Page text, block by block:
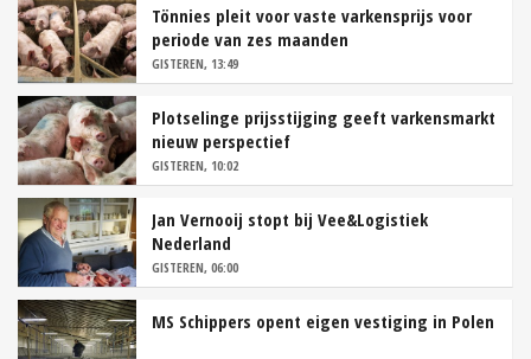
Tönnies pleit voor vaste varkensprijs voor
periode van zes maanden
GISTEREN, 13:49
Plotselinge prijsstijging geeft varkensmarkt
nieuw perspectief
GISTEREN, 10:02
Jan Vernooij stopt bij Vee&Logistiek
Nederland
GISTEREN, 06:00
MS Schippers opent eigen vestiging in Polen